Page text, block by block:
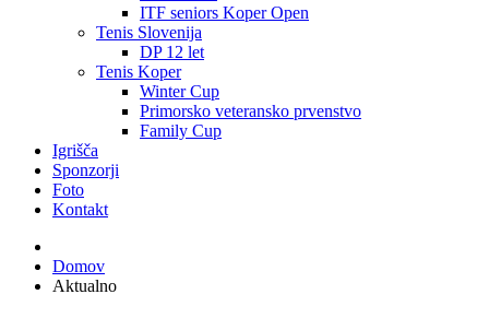
ITF seniors Koper Open
Tenis Slovenija
DP 12 let
Tenis Koper
Winter Cup
Primorsko veteransko prvenstvo
Family Cup
Igrišča
Sponzorji
Foto
Kontakt
Domov
Aktualno